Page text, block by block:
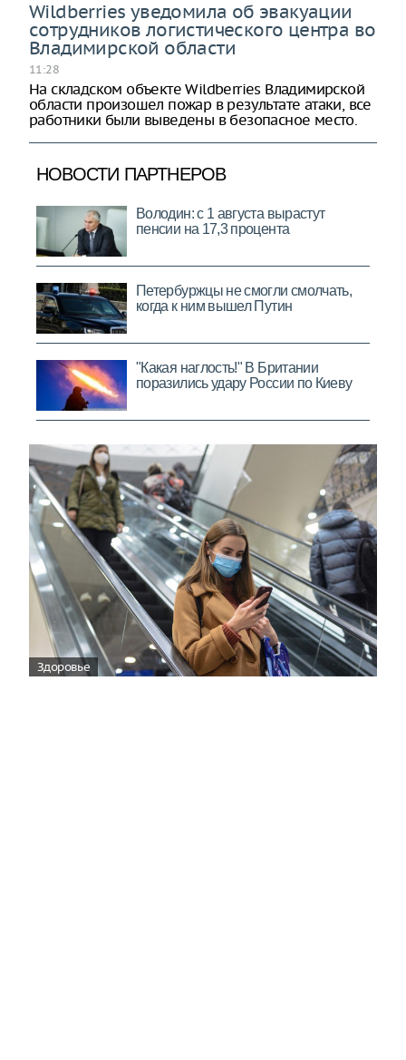
Wildberries уведомила об эвакуации
сотрудников логистического центра во
Владимирской области
11:28
На складском объекте Wildberries Владимирской
области произошел пожар в результате атаки, все
работники были выведены в безопасное место.
Здоровье